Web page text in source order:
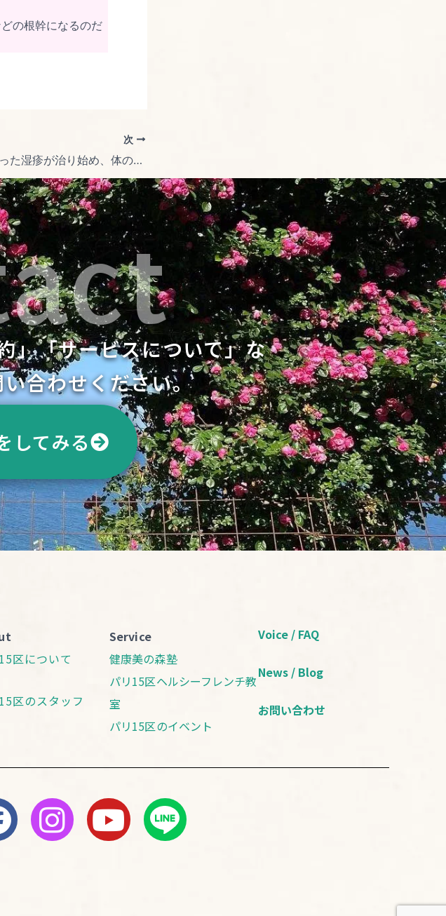
の根幹になるのだ
次
2週間で手にあった湿疹が治り始め、体のムズムズ感がなくなっている感じがありました。
」「サービスについて」な
合わせください。
してみる
区について
区のスタッフ
Service
健康美の森塾
パリ15区ヘルシーフレンチ教
室
パリ15区のイベント
Voice / FAQ
News / Blog
お問い合わせ
I
n
s
Y
o
u